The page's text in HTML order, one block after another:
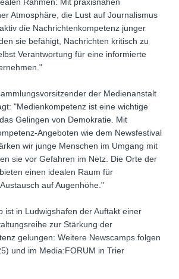
Rahmen: Mit praxisnahen
Atmosphäre, die Lust auf Journalismus
die Nachrichtenkompetenz junger
sie befähigt, Nachrichten kritisch zu
Verantwortung für eine informierte
der Medienanstalt
"Medienkompetenz ist eine wichtige
Gelingen von Demokratie. Mit
Angeboten wie dem Newsfestival
wir junge Menschen im Umgang mit
sie vor Gefahren im Netz. Die Orte der
einen idealen Raum für
auf Augenhöhe."
ist in Ludwigshafen der Auftakt einer
zur Stärkung der
gelungen: Weitere Newscamps folgen
und im Media:FORUM in Trier